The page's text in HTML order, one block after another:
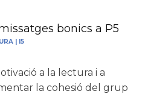
bonics a P5
| I5
a la lectura i a
la cohesió del grup